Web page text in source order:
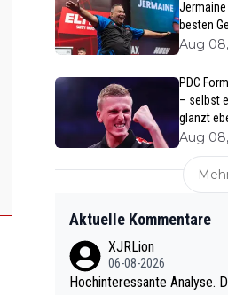
Jermaine
besten
Aug
PDC
– selbst
glänzt
Aug
Aktuelle Kommentare
XJRLion
06-08-2026
Hochinteressante Analyse.